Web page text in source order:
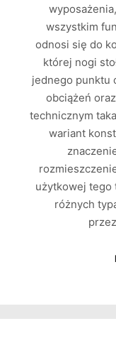
wszystkim
odnosi się do
której nogi
jednego punktu
obciążeń
technicznym
wariant
użytkowej tego
różnych